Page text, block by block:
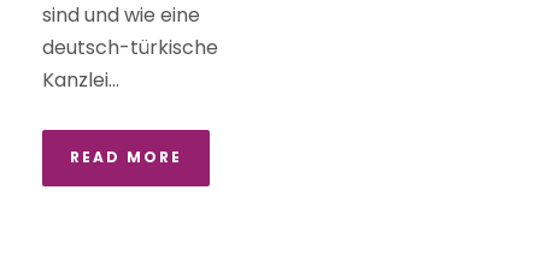
sind und wie eine
deutsch-türkische
Kanzlei...
READ MORE